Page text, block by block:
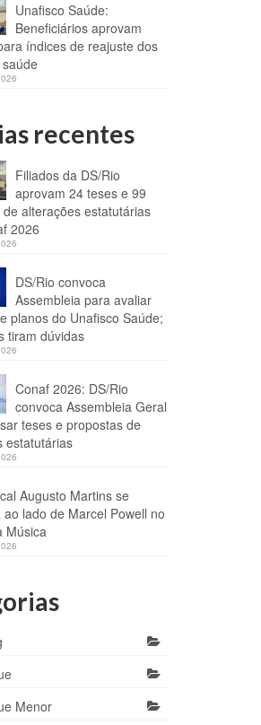
Unafisco Saúde:
Beneficiários aprovam
índices de reajuste dos
recentes
Filiados da DS/Rio
aprovam 24 teses e 99
alterações estatutárias
2026
DS/Rio convoca
Assembleia para avaliar
planos do Unafisco Saúde;
tiram dúvidas
Conaf 2026: DS/Rio
convoca Assembleia Geral
teses e propostas de
estatutárias
Augusto Martins se
lado de Marcel Powell no
Música
Menor